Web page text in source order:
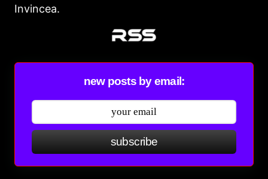
Invincea.
new posts by email:
subscribe